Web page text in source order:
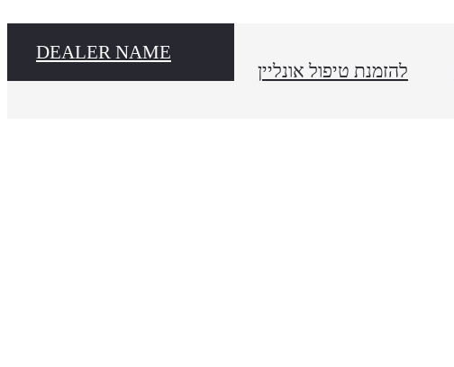
להזמנת טיפול אונליין
DEALER NAME